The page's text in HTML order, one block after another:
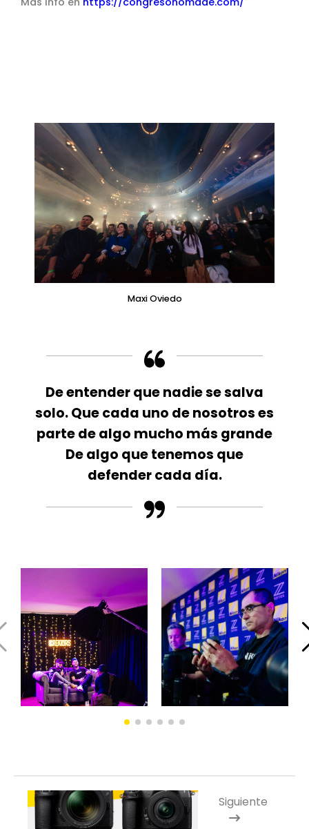
Maxi Oviedo
De entender que nadie se salva
solo. Que cada uno de nosotros es
parte de algo mucho más grande
De algo que tenemos que
defender cada día.
Siguiente